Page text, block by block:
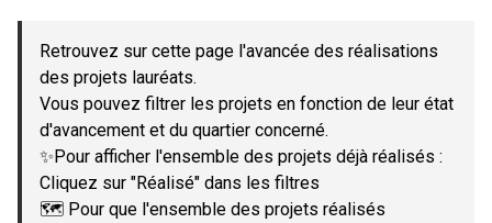
−
Retrouvez sur cette page l'avancée des réalisations
des projets lauréats.
Vous pouvez filtrer les projets en fonction de leur état
d'avancement et du quartier concerné.
✨Pour afficher l'ensemble des projets déjà réalisés :
Cliquez sur "Réalisé" dans les filtres
🗺️ Pour que l'ensemble des projets réalisés